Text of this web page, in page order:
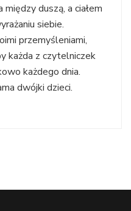
duszą, a ciałem
siebie.
przemyśleniami,
każda z czytelniczek
każdego dnia.
dwójki dzieci.